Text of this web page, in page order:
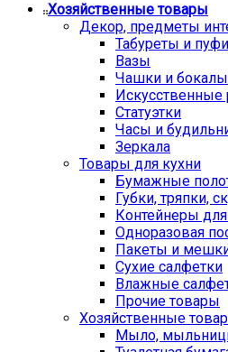
Хозяйственные товары
Декор, предметы
Табуреты и
Вазы
Чашки и бокалы
Искусственные
Статуэтки
Часы и
Зеркала
Товары для кухни
Бумажные
Губки, тряпки,
Контейнеры
Одноразовая
Пакеты и
Сухие салфетки
Влажные
Прочие товары
Хозяйственные
Мыло,